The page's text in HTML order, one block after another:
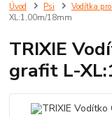
Úvod Psi Vodítka
XL:1,00m/18mm
TRIXIE
grafit L-